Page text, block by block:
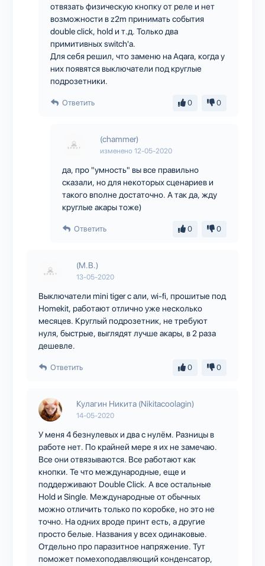
отвязать физическую кнопку от реле и нет
возможности в z2m принимать события
double click, hold и т.д. Только два
примитивных switch'а.
Для себя решил, что заменю на Aqara, когда у
них появятся выключатели под круглые
подрозетники.
Ответить 0 0
(chammer)
изменено 12-05-2020
да, про "умность" вы все правильно
сказали, но для некоторых сценариев и
такого вполне достаточно. А так да, жду
круглые акары тоже)
Ответить 0 0
(M.B.)
13-05-2020
Выключатели mini tiger с али, wi-fi, прошитые под
Homekit, работают отлично уже несколько
месяцев. Круглый подрозетник, не требуют
нуля, быстрые, выглядят лучше акары, в 2 раза
дешевле.
Ответить 0 0
Кулагин Никита (Nikitacoolagin)
14-05-2020
У меня 4 безнулевых и два с нулём. Разницы в
работе нет. По крайней мере я их не замечаю.
Все они отвязываются. Все работают как
кнопки. Те что международные, еще и
поддерживают Double Click. А все остальные
Hold и Single. Международные от обычных
можно отличить только по коробке, но это не
точно. На одних вроде принт есть, а другие
просто белые. Названия у всех одинаковые.
Отдельно про паразитное напряжение. Тут
поможет помехоподавляющий конденсатор,